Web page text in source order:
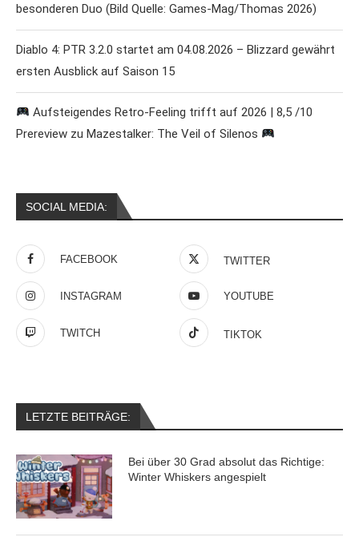
besonderen Duo (Bild Quelle: Games-Mag/Thomas 2026)
Diablo 4: PTR 3.2.0 startet am 04.08.2026 – Blizzard gewährt
ersten Ausblick auf Saison 15
Aufsteigendes Retro-Feeling trifft auf 2026 | 8,5 /10
Prereview zu Mazestalker: The Veil of Silenos
SOCIAL MEDIA:
FACEBOOK TWITTER
INSTAGRAM YOUTUBE
TWITCH TIKTOK
LETZTE BEITRÄGE:
Bei über 30 Grad absolut das Richtige:
Winter Whiskers angespielt